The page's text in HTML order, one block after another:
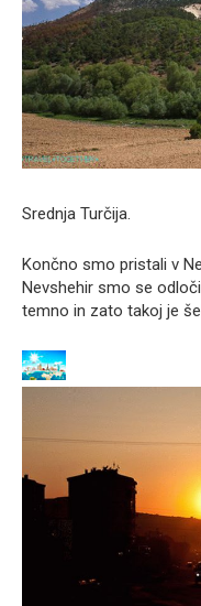
Srednja Turčija.
Končno smo pristali v
Nevshehir smo se
temno in zato takoj je